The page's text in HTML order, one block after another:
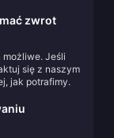
zwrot
Jeśli
się z naszym
jak potrafimy.